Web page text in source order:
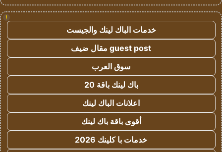
!
خدمات الباك لينك والجيست
guest post مقال ضيف
سوق العرب
باك لينك باقة 20
اعلانات الباك لينك
أقوى باقة باك لينك
خدمات با كلينك 2026